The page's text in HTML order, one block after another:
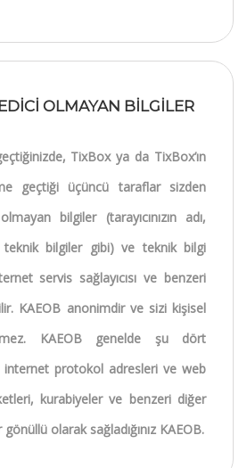
OLMAYAN BİLGİLER
TixBox ya da TixBox’ın
geçtiği üçüncü taraflar sizden
bilgiler (tarayıcınızın adı,
teknik bilgiler gibi) ve teknik bilgi
servis sağlayıcısı ve benzeri
KAEOB anonimdir ve sizi kişisel
KAEOB genelde şu dört
internet protokol adresleri ve web
kurabiyeler ve benzeri diğer
olarak sağladığınız KAEOB.